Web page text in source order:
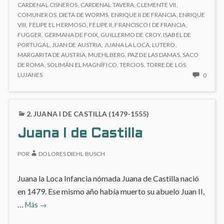
Alemania
y
I
España
(1500
–
V
DE
ALEMANIA
Y
I
DE
ESPAÑA
(1500
CARDENAL CISNEROS, CARDENAL TAVERA, CLEMENTE VII,
COMUNEROS, DIETA DE WORMS, ENRIQUE II DE FRANCIA, ENRIQUE
VIII, FELIPE EL HERMOSO, FELIPE II, FRANCISCO I DE FRANCIA,
FUGGER, GERMANA DE FOIX, GUILLERMO DE CROY, ISABEL DE
PORTUGAL, JUAN DE AUSTRIA, JUANA LA LOCA, LUTERO,
MARGARITA DE AUSTRIA, MUEHLBERG, PAZ DE LAS DAMAS, SACO
DE ROMA, SOLIMÁN EL MAGNÍFICO, TERCIOS, TORRE DE LOS
LUJANES
0NO
2. JUANA I DE CASTILLA (1479-1555)
Juana I de Castilla
POR DOLORES DIEHL BUSCH
Juana la Loca Infancia nómada Juana de Castilla nació
en 1479. Ese mismo año había muerto su abuelo Juan II,
… Más
Juana
→